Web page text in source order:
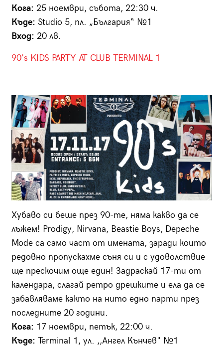
Кога: 25 ноември, събота, 22:30 ч.
Къде: Studio 5, пл. „България“ №1
Вход: 20 лв.
90's KIDS PARTY AT CLUB TERMINAL 1
Хубаво си беше през 90-те, няма какво да се
лъжем! Prodigy, Nirvana, Beastie Boys, Depeche
Mode са само част от имената, заради които
редовно пропускахме съня си и с удоволствие
ще прескочим още един! Задраскай 17-ти от
календара, слагай ретро дрешките и ела да се
забавляваме както на нито едно парти през
последните 20 години.
Кога: 17 ноември, петък, 22:00 ч.
Къде: Terminal 1, ул. ,,Ангел Кънчев" №1